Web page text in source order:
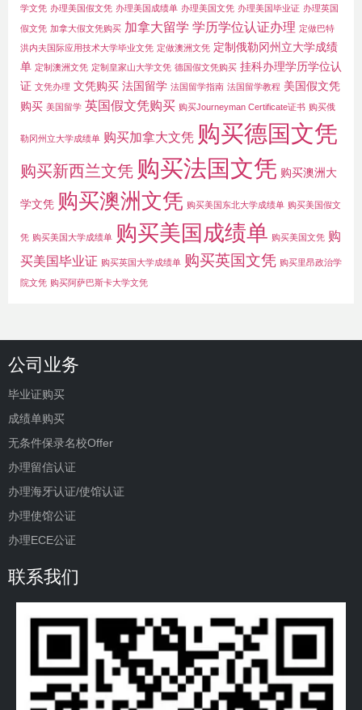
学文凭 办理美国假文凭 办理美国成绩单 办理美国文凭 办理美国毕业证 办理英国
假文凭 加拿大假文凭购买 加拿大留学 学历学位认证办理 定做巴特
洪内夫国际应用技术大学毕业文凭 定做澳洲文凭 定制俄勒冈州立大学成绩
单 定制澳洲文凭 定制皇家山大学文凭 德国假文凭购买 挂科办理学历学位认
证 文凭办理 文凭购买 法国留学 法国留学指南 法国留学教程 美国假文凭
购买 美国留学 英国假文凭购买 购买Journeyman Certificate证书 购买俄
勒冈州立大学成绩单 购买加拿大文凭 购买德国文凭
购买新西兰文凭 购买法国文凭 购买澳洲大
学文凭 购买澳洲文凭 购买美国东北大学成绩单 购买美国假文
凭 购买美国大学成绩单 购买美国成绩单 购买美国文凭 购
买美国毕业证 购买英国大学成绩单 购买英国文凭 购买里昂政治学
院文凭 购买阿萨巴斯卡大学文凭
公司业务
毕业证购买
成绩单购买
无条件保录名校Offer
办理留信认证
办理海牙认证/使馆认证
办理使馆公证
办理ECE公证
联系我们